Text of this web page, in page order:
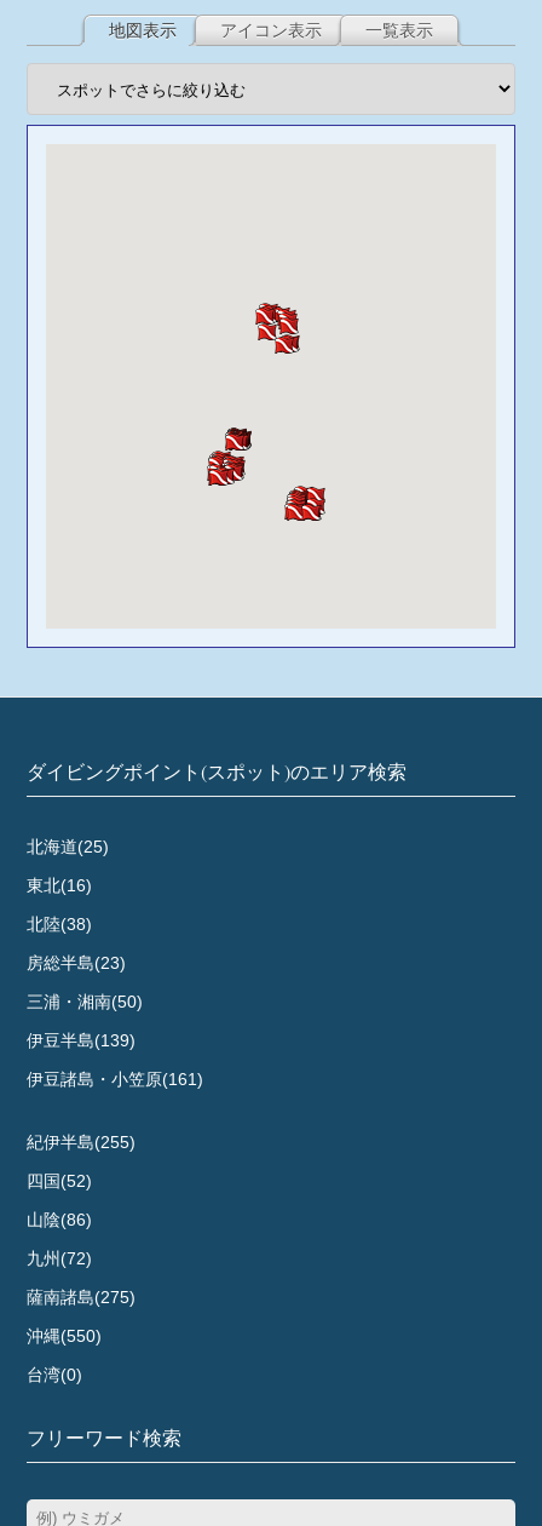
地図表示 アイコン表示 一覧表示
ダイビングポイント(スポット)のエリア検索
北海道(25)
東北(16)
北陸(38)
房総半島(23)
三浦・湘南(50)
伊豆半島(139)
伊豆諸島・小笠原(161)
紀伊半島(255)
四国(52)
山陰(86)
九州(72)
薩南諸島(275)
沖縄(550)
台湾(0)
フリーワード検索